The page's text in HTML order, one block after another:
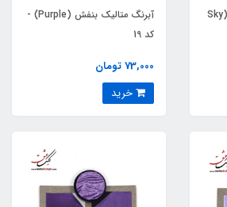
آبرنگ متالیک آبی آسمانی (Sky
آبرنگ متالیک بنفش (Purple) -
کد 19
73,000 تومان